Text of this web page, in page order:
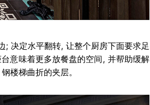
; 决定水平翻转, 让整个厨房下面要求足
意味着更多放餐盘的空间, 并帮助缓解
楼梯曲折的夹层。